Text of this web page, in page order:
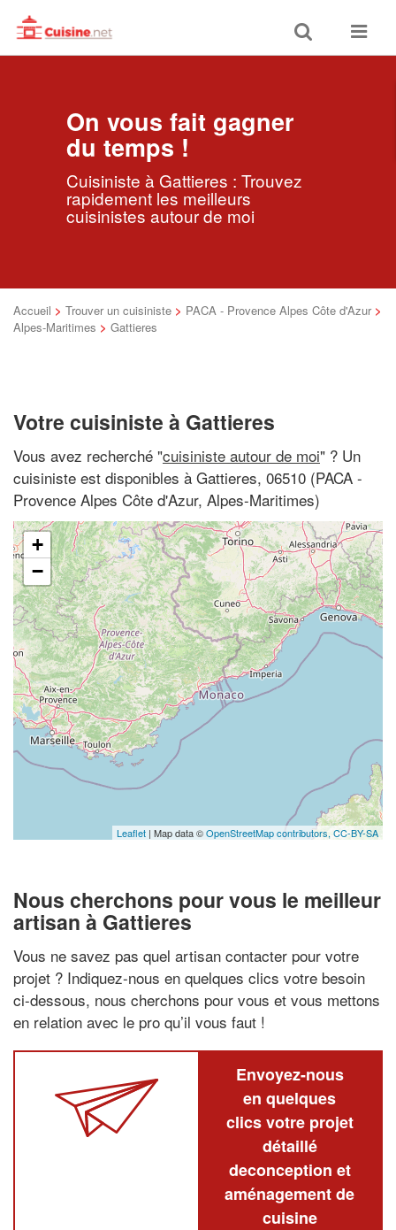
Toggle
search
Toggle
On vous fait gagner
du temps !
Cuisiniste à Gattieres : Trouvez
rapidement les meilleurs
cuisinistes autour de moi
Accueil > Trouver un cuisiniste > PACA - Provence Alpes Côte d'Azur >
Alpes-Maritimes > Gattieres
Votre cuisiniste à Gattieres
Vous avez recherché "cuisiniste autour de moi" ? Un
cuisiniste est disponibles à Gattieres, 06510 (PACA -
Provence Alpes Côte d'Azur, Alpes-Maritimes)
+
−
Leaflet | Map data ©OpenStreetMap contributors, CC-BY-SA
Nous cherchons pour vous le meilleur
artisan à Gattieres
Vous ne savez pas quel artisan contacter pour votre
projet ? Indiquez-nous en quelques clics votre besoin
ci-dessous, nous cherchons pour vous et vous mettons
en relation avec le pro qu’il vous faut !
Envoyez-nous
en quelques
clics votre projet
détaillé
deconception et
aménagement de
cuisine